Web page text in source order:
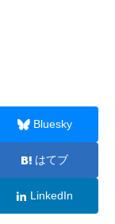
Bluesky
はてブ
LinkedIn